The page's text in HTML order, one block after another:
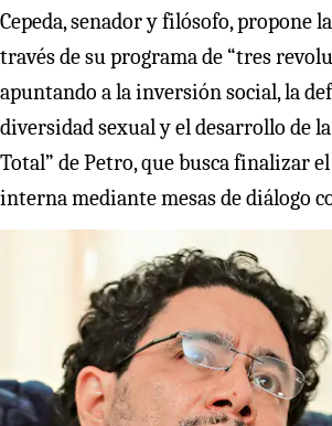
Cepeda, senador y filósofo, propone
través de su programa de “tres
apuntando a la inversión social, la
diversidad sexual y el desarrollo de
Total” de Petro, que busca finalizar
interna mediante mesas de diálogo